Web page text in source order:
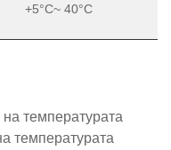
+5°C~ 40°C
температурата
температурата